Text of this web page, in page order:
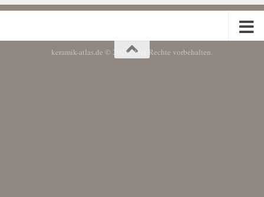
keramik-atlas.de © 2026. Alle Rechte vorbehalten.